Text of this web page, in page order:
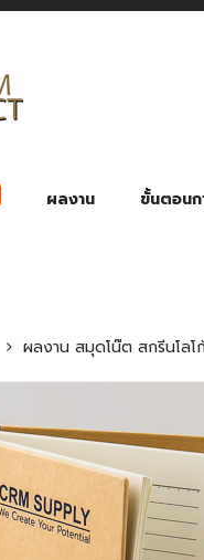
ผลงาน ขั้นตอน
ผลงาน สมุดโน๊ต สกรีนโลโ